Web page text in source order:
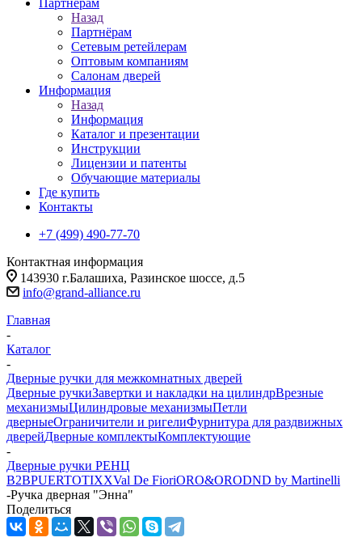
Партнёрам
Назад
Партнёрам
Сетевым ретейлерам
Оптовым компаниям
Салонам дверей
Информация
Назад
Информация
Каталог и презентации
Инструкции
Лицензии и патенты
Обучающие материалы
Где купить
Контакты
+7 (499) 490-77-70
Контактная информация
143930 г.Балашиха, Разинское шоссе, д.5
info@grand-alliance.ru
Главная
-
Каталог
-
Дверные ручки для межкомнатных дверей
Дверные ручкиЗавертки и накладки на цилиндрВрезные
механизмыЦилиндровые механизмыПетли
дверныеОграничители и ригелиФурнитура для раздвижных
дверейДверные комплектыКомплектующие
-
Дверные ручки РЕНЦ
B2BPUERTOTIXXVal De FioriORO&ORODND by Martinelli
-Ручка дверная "Энна"
Поделиться